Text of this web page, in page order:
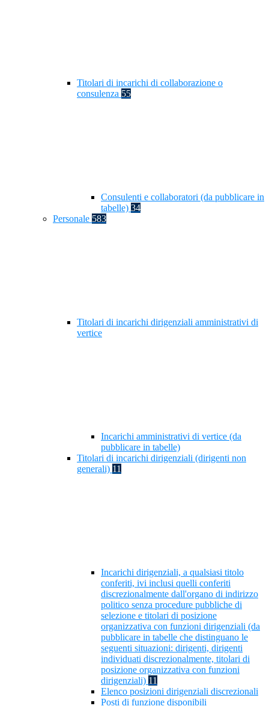
Titolari di incarichi di collaborazione o
consulenza 55
Consulenti e collaboratori (da pubblicare in
tabelle) 34
Personale 583
Titolari di incarichi dirigenziali amministrativi di
vertice
Incarichi amministrativi di vertice (da
pubblicare in tabelle)
Titolari di incarichi dirigenziali (dirigenti non
generali) 11
Incarichi dirigenziali, a qualsiasi titolo
conferiti, ivi inclusi quelli conferiti
discrezionalmente dall'organo di indirizzo
politico senza procedure pubbliche di
selezione e titolari di posizione
organizzativa con funzioni dirigenziali (da
pubblicare in tabelle che distinguano le
seguenti situazioni: dirigenti, dirigenti
individuati discrezionalmente, titolari di
posizione organizzativa con funzioni
dirigenziali) 11
Elenco posizioni dirigenziali discrezionali
Posti di funzione disponibili